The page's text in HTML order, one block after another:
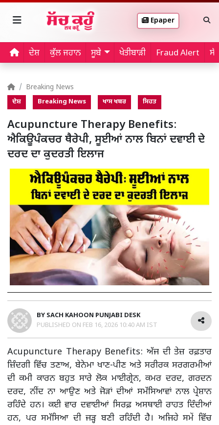
Epaper
ਦੇਸ਼ ਕੁੱਲ ਜਹਾਨ ਸੂਬੇ ਖੇਤੀਬਾੜੀ Fraud Alert
Breaking News
ਦੇਸ਼ Breaking News ਖਾਸ ਖਬਰ ਸਿਹਤ
Acupuncture Therapy Benefits:
ਐਕਿਊਪੰਕਚਰ ਥੈਰੇਪੀ, ਸੂਈਆਂ ਨਾਲ ਬਿਨਾਂ ਦਵਾਈ ਦੇ
ਦਰਦ ਦਾ ਕੁਦਰਤੀ ਇਲਾਜ
BY SACH KAHOON PUNJABI DESK
PUBLISHED ON FEB 16, 2026 10:40 AM IST
Acupuncture Therapy Benefits: ਅੱਜ ਦੀ ਤੇਜ਼ ਰਫ਼ਤਾਰ
ਜ਼ਿੰਦਗੀ ਵਿੱਚ ਤਣਾਅ, ਬੇਨੇਮਾ ਖਾਣ-ਪੀਣ ਅਤੇ ਸਰੀਰਕ ਸਰਗਰਮੀਆਂ
ਦੀ ਕਮੀ ਕਾਰਨ ਬਹੁਤ ਸਾਰੇ ਲੋਕ ਮਾਈਗ੍ਰੇਨ, ਕਮਰ ਦਰਦ, ਗਰਦਨ
ਦਰਦ, ਨੀਂਦ ਨਾ ਆਉਣ ਅਤੇ ਜੋੜਾਂ ਦੀਆਂ ਸਮੱਸਿਆਵਾਂ ਨਾਲ ਪ੍ਰੇਸ਼ਾਨ
ਰਹਿੰਦੇ ਹਨ। ਕਈ ਵਾਰ ਦਵਾਈਆਂ ਸਿਰਫ਼ ਅਸਥਾਈ ਰਾਹਤ ਦਿੰਦੀਆਂ
ਹਨ, ਪਰ ਸਮੱਸਿਆ ਦੀ ਜੜ੍ਹ ਬਣੀ ਰਹਿੰਦੀ ਹੈ। ਅਜਿਹੇ ਸਮੇਂ ਵਿੱਚ